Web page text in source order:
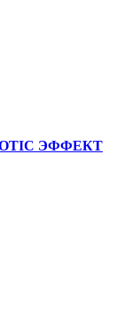
ЭФФЕКТ